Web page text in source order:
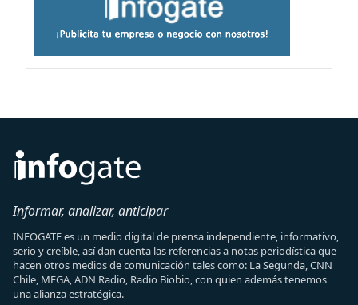
Informar, analizar, anticipar
INFOGATE es un medio digital de prensa independiente, informativo,
serio y creíble, así dan cuenta las referencias a notas periodística que
hacen otros medios de comunicación tales como: La Segunda, CNN
Chile, MEGA, ADN Radio, Radio Biobio, con quien además tenemos
una alianza estratégica.